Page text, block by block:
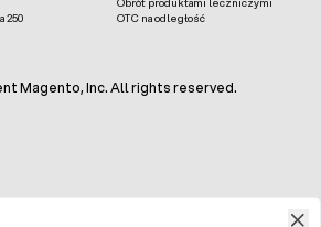
250
OTC na odległość
Magento, Inc. All rights reserved.